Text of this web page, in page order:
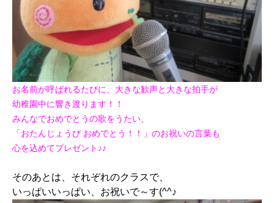
お名前が呼ばれるたびに、大きな歓声と大きな拍手が
幼稚園中に響き渡ります！！
みんなでおめでとうの歌をうたい、
「おたんじょうび おめでとう！！」のお祝いの言葉も
心を込めてプレゼント♪♪
そのあとは、それぞれのクラスで、
いっぱいいっぱい、お祝いで～す(^^♪